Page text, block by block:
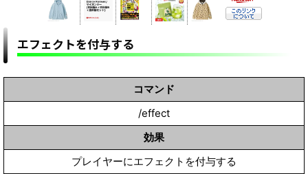
エフェクトを付与する
コマンド
/effect
効果
プレイヤーにエフェクトを付与する